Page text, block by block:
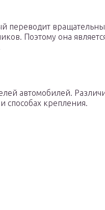
переводит
Поэтому она
автомобилей.
способах крепления.